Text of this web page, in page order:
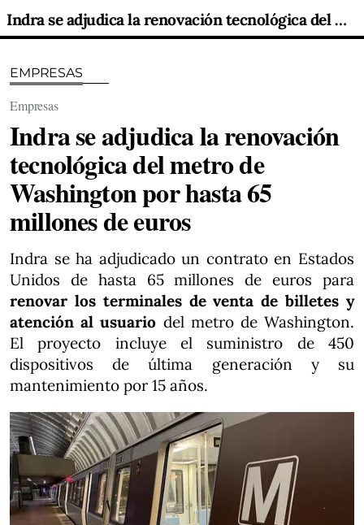
Indra se adjudica la renovación tecnológica del metro de Washington por hasta 65 millones de euros
EMPRESAS
Empresas
Indra se adjudica la renovación
tecnológica del metro de
Washington por hasta 65
millones de euros
Indra se ha adjudicado un contrato en Estados
Unidos de hasta 65 millones de euros para
renovar los terminales de venta de billetes y
atención al usuario del metro de Washington.
El proyecto incluye el suministro de 450
dispositivos de última generación y su
mantenimiento por 15 años.